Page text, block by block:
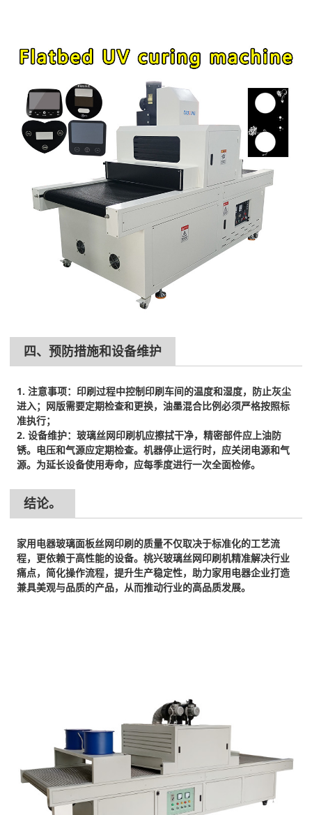
四、预防措施和设备维护
1. 注意事项：印刷过程中控制印刷车间的温度和湿度，防止灰尘
进入；网版需要定期检查和更换，油墨混合比例必须严格按照标
准执行；
2. 设备维护：玻璃丝网印刷机应擦拭干净，精密部件应上油防
锈。电压和气源应定期检查。机器停止运行时，应关闭电源和气
源。为延长设备使用寿命，应每季度进行一次全面检修。
结论。
家用电器玻璃面板丝网印刷的质量不仅取决于标准化的工艺流
程，更依赖于高性能的设备。桃兴玻璃丝网印刷机精准解决行业
痛点，简化操作流程，提升生产稳定性，助力家用电器企业打造
兼具美观与品质的产品，从而推动行业的高品质发展。